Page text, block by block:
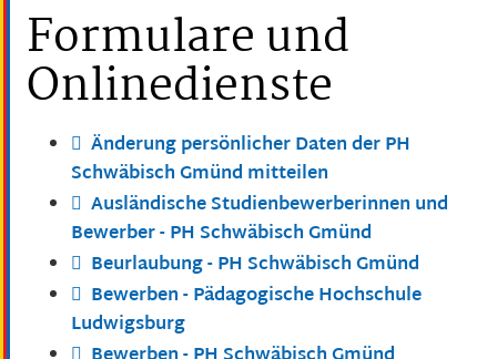
Formulare und
Onlinedienste
Änderung persönlicher Daten der PH
Schwäbisch Gmünd mitteilen
Ausländische Studienbewerberinnen und
Bewerber - PH Schwäbisch Gmünd
Beurlaubung - PH Schwäbisch Gmünd
Bewerben - Pädagogische Hochschule
Ludwigsburg